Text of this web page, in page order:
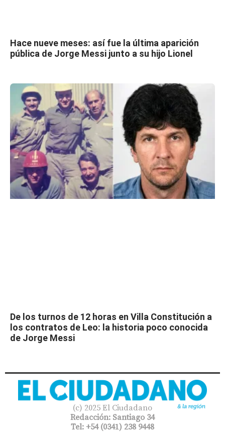
Hace nueve meses: así fue la última aparición
pública de Jorge Messi junto a su hijo Lionel
De los turnos de 12 horas en Villa Constitución a
los contratos de Leo: la historia poco conocida
de Jorge Messi
(c) 2025 El Ciudadano
Redacción: Santiago 34
Tel: +54 (0341) 238 9448